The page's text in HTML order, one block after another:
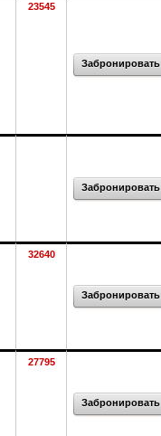
23545
Забронировать
Забронировать
32640
Забронировать
27795
Забронировать